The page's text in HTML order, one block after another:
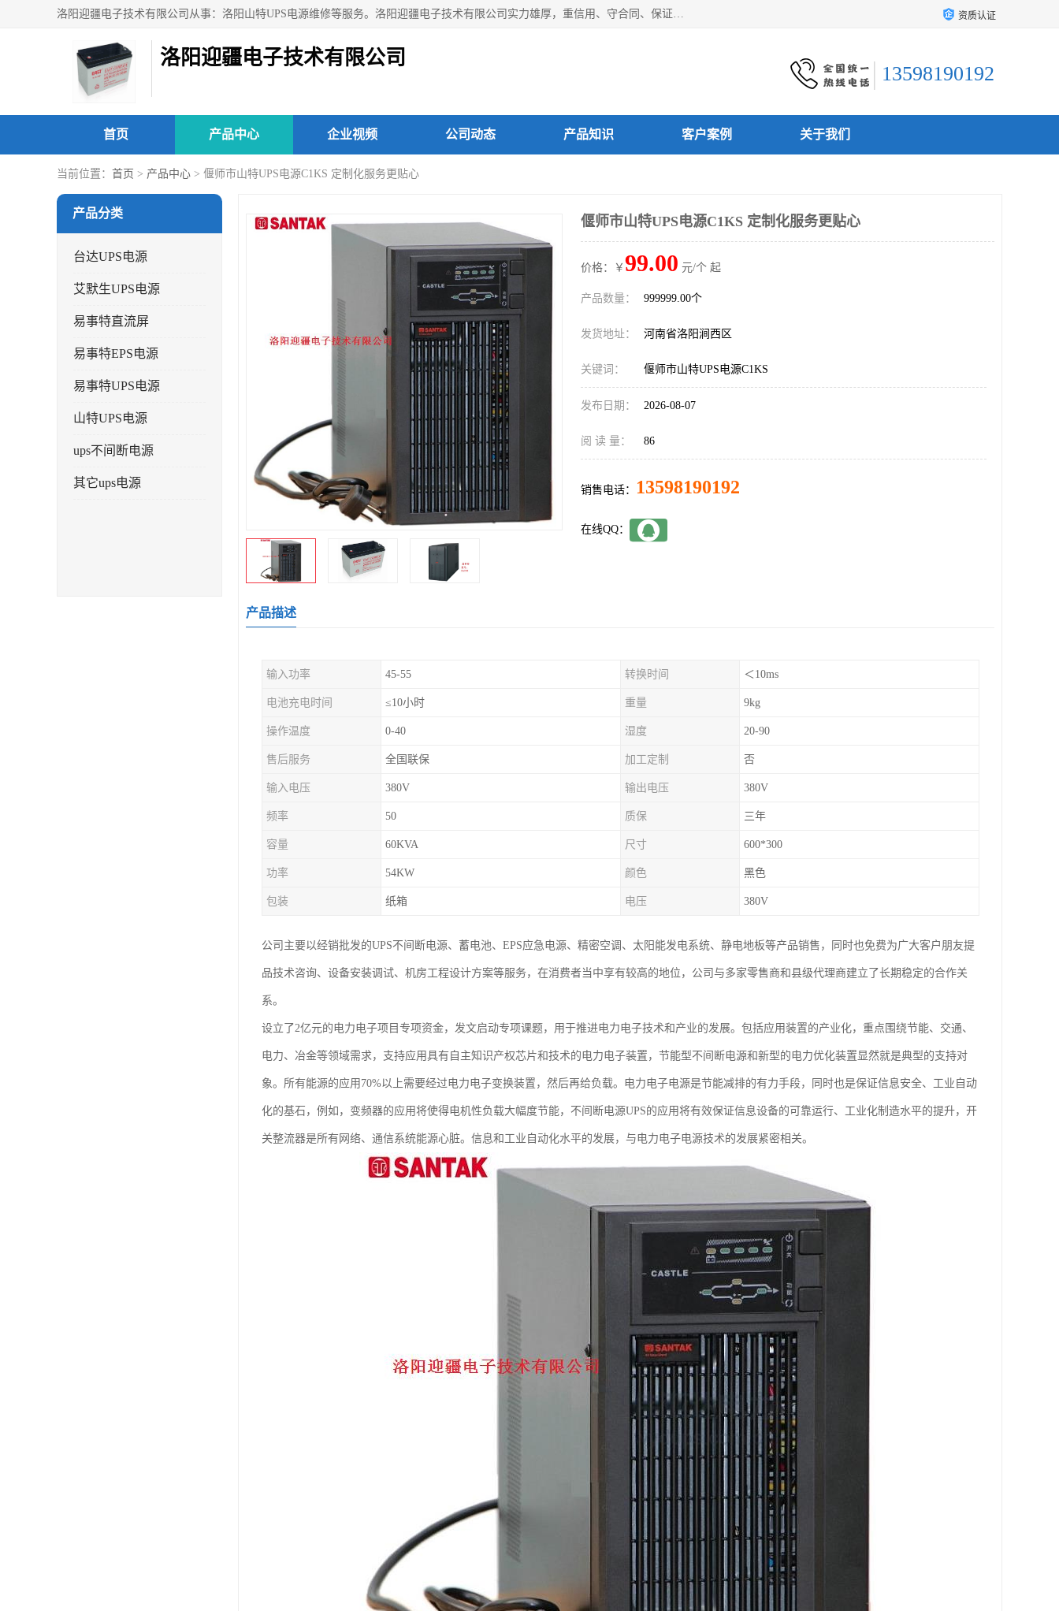
洛阳迎疆电子技术有限公司从事：洛阳山特UPS电源维修等服务。洛阳迎疆电子技术有限公司实力雄厚，重信用、守合同、保证产品质量，以多品种经营特色和薄利多销的原则，赢得了广大客户的信任。公司的宗旨——用服务求发展，用质量求生存！ 资质认证
洛阳迎疆电子技术有限公司
13598190192
首页 产品中心 企业视频 公司动态 产品知识 客户案例 关于我们
当前位置： 首页 > 产品中心 > 偃师市山特UPS电源C1KS 定制化服务更贴心
产品分类
台达UPS电源
艾默生UPS电源
易事特直流屏
易事特EPS电源
易事特UPS电源
山特UPS电源
ups不间断电源
其它ups电源
偃师市山特UPS电源C1KS 定制化服务更贴心
价格：￥ 99.00 元/个 起
产品数量： 999999.00个
发货地址： 河南省洛阳涧西区
关键词： 偃师市山特UPS电源C1KS
发布日期： 2026-08-07
阅 读 量： 86
销售电话： 13598190192
在线QQ：
产品描述
输入功率 45-55 转换时间 ＜10ms
电池充电时间 ≤10小时 重量 9kg
操作温度 0-40 湿度 20-90
售后服务 全国联保 加工定制 否
输入电压 380V 输出电压 380V
频率 50 质保 三年
容量 60KVA 尺寸 600*300
功率 54KW 颜色 黑色
包装 纸箱 电压 380V
公司主要以经销批发的UPS不间断电源、蓄电池、EPS应急电源、精密空调、太阳能发电系统、静电地板等产品销售，同时也免费为广大客户朋友提
品技术咨询、设备安装调试、机房工程设计方案等服务，在消费者当中享有较高的地位，公司与多家零售商和县级代理商建立了长期稳定的合作关
系。
设立了2亿元的电力电子项目专项资金，发文启动专项课题，用于推进电力电子技术和产业的发展。包括应用装置的产业化，重点围绕节能、交通、
电力、冶金等领域需求，支持应用具有自主知识产权芯片和技术的电力电子装置，节能型不间断电源和新型的电力优化装置显然就是典型的支持对
象。所有能源的应用70%以上需要经过电力电子变换装置，然后再给负载。电力电子电源是节能减排的有力手段，同时也是保证信息安全、工业自动
化的基石，例如，变频器的应用将使得电机性负载大幅度节能，不间断电源UPS的应用将有效保证信息设备的可靠运行、工业化制造水平的提升，开
关整流器是所有网络、通信系统能源心脏。信息和工业自动化水平的发展，与电力电子电源技术的发展紧密相关。